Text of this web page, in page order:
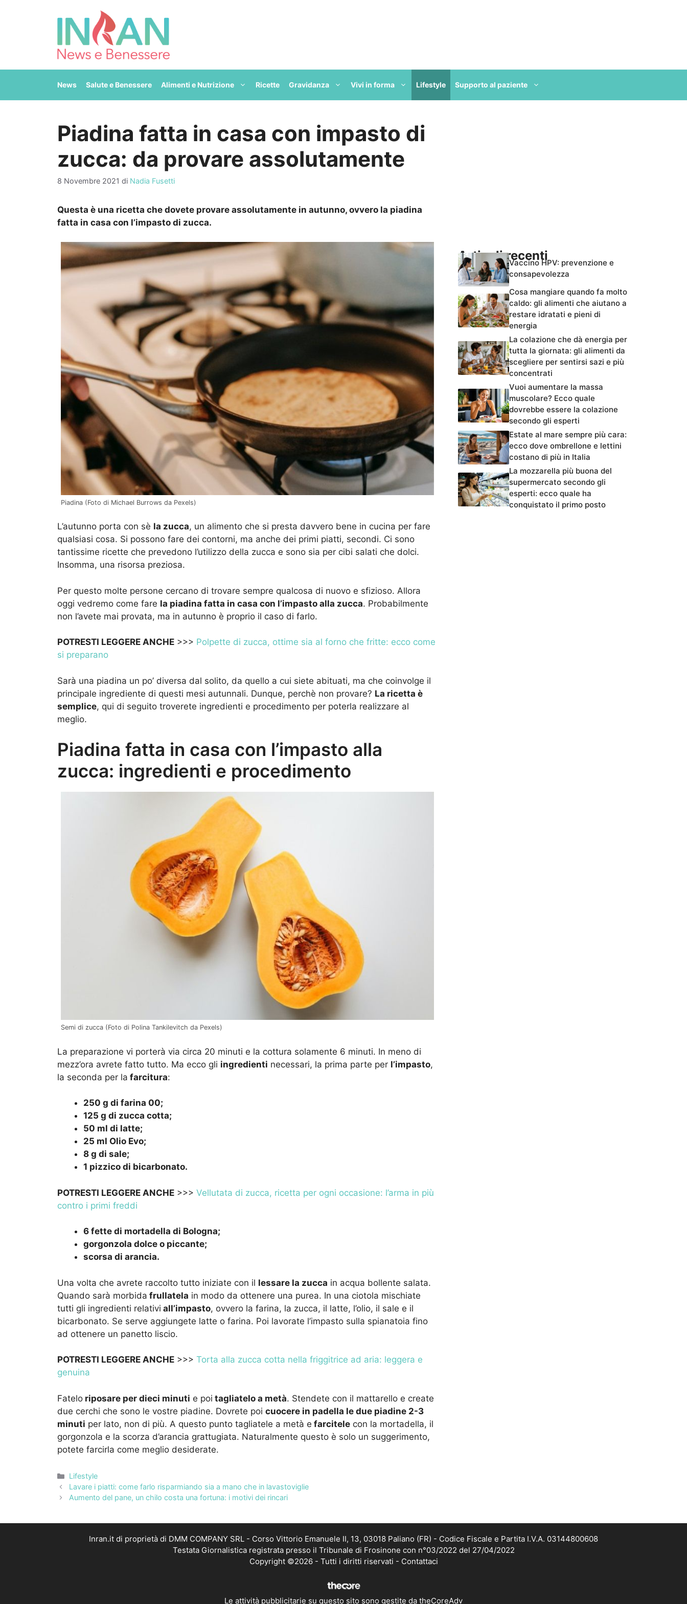
News Salute e Benessere Alimenti e Nutrizione Ricette Gravidanza Vivi in forma Lifestyle Supporto al paziente
Piadina fatta in casa con impasto di
zucca: da provare assolutamente
8 Novembre 2021 di Nadia Fusetti
Questa è una ricetta che dovete provare assolutamente in autunno, ovvero la piadina
fatta in casa con l’impasto di zucca.
Piadina (Foto di Michael Burrows da Pexels)
L’autunno porta con sè la zucca, un alimento che si presta davvero bene in cucina per fare
qualsiasi cosa. Si possono fare dei contorni, ma anche dei primi piatti, secondi. Ci sono
tantissime ricette che prevedono l’utilizzo della zucca e sono sia per cibi salati che dolci.
Insomma, una risorsa preziosa.
Per questo molte persone cercano di trovare sempre qualcosa di nuovo e sfizioso. Allora
oggi vedremo come fare la piadina fatta in casa con l’impasto alla zucca. Probabilmente
non l’avete mai provata, ma in autunno è proprio il caso di farlo.
POTRESTI LEGGERE ANCHE >>> Polpette di zucca, ottime sia al forno che fritte: ecco come
si preparano
Sarà una piadina un po’ diversa dal solito, da quello a cui siete abituati, ma che coinvolge il
principale ingrediente di questi mesi autunnali. Dunque, perchè non provare? La ricetta è
semplice, qui di seguito troverete ingredienti e procedimento per poterla realizzare al
meglio.
Piadina fatta in casa con l’impasto alla
zucca: ingredienti e procedimento
Semi di zucca (Foto di Polina Tankilevitch da Pexels)
La preparazione vi porterà via circa 20 minuti e la cottura solamente 6 minuti. In meno di
mezz’ora avrete fatto tutto. Ma ecco gli ingredienti necessari, la prima parte per l’impasto,
la seconda per la farcitura:
250 g di farina 00;
125 g di zucca cotta;
50 ml di latte;
25 ml Olio Evo;
8 g di sale;
1 pizzico di bicarbonato.
POTRESTI LEGGERE ANCHE >>> Vellutata di zucca, ricetta per ogni occasione: l’arma in più
contro i primi freddi
6 fette di mortadella di Bologna;
gorgonzola dolce o piccante;
scorsa di arancia.
Una volta che avrete raccolto tutto iniziate con il lessare la zucca in acqua bollente salata.
Quando sarà morbida frullatela in modo da ottenere una purea. In una ciotola mischiate
tutti gli ingredienti relativi all’impasto, ovvero la farina, la zucca, il latte, l’olio, il sale e il
bicarbonato. Se serve aggiungete latte o farina. Poi lavorate l’impasto sulla spianatoia fino
ad ottenere un panetto liscio.
POTRESTI LEGGERE ANCHE >>> Torta alla zucca cotta nella friggitrice ad aria: leggera e
genuina
Fatelo riposare per dieci minuti e poi tagliatelo a metà. Stendete con il mattarello e create
due cerchi che sono le vostre piadine. Dovrete poi cuocere in padella le due piadine 2-3
minuti per lato, non di più. A questo punto tagliatele a metà e farcitele con la mortadella, il
gorgonzola e la scorza d’arancia grattugiata. Naturalmente questo è solo un suggerimento,
potete farcirla come meglio desiderate.
Categorie
Lifestyle
Lavare i piatti: come farlo risparmiando sia a mano che in lavastoviglie
Aumento del pane, un chilo costa una fortuna: i motivi dei rincari
Articoli recentiVaccino HPV: prevenzione e
consapevolezza
Cosa mangiare quando fa molto
caldo: gli alimenti che aiutano a
restare idratati e pieni di
energia
La colazione che dà energia per
tutta la giornata: gli alimenti da
scegliere per sentirsi sazi e più
concentrati
Vuoi aumentare la massa
muscolare? Ecco quale
dovrebbe essere la colazione
secondo gli esperti
Estate al mare sempre più cara:
ecco dove ombrellone e lettini
costano di più in Italia
La mozzarella più buona del
supermercato secondo gli
esperti: ecco quale ha
conquistato il primo posto
Inran.it di proprietà di DMM COMPANY SRL - Corso Vittorio Emanuele II, 13, 03018 Paliano (FR) - Codice Fiscale e Partita I.V.A. 03144800608
Testata Giornalistica registrata presso il Tribunale di Frosinone con n°03/2022 del 27/04/2022
Copyright ©2026 - Tutti i diritti riservati - Contattaci
Le attività pubblicitarie su questo sito sono gestite da theCoreAdv